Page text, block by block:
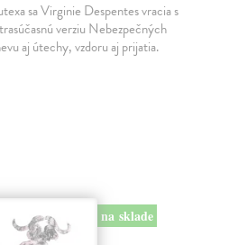
sa Virginie Despentes vracia s
verziu Nebezpečných
aj útechy, vzdoru aj prijatia.
na sklade